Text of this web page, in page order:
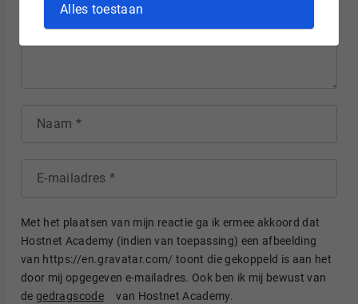
Alles toestaan
Naam
E-mailadres
Met het plaatsen van mijn reactie ga ik ermee akkoord dat
Hostnet Academy (indien van toepassing) een afbeelding
van https://en.gravatar.com/ toont die gekoppeld is aan het
door mij opgegeven e-mailadres. Ook ben ik mij bewust van
degedragscode van Hostnet Academy.